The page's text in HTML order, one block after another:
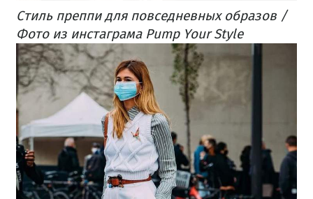
Стиль преппи для повседневных образов /
Фото из инстаграма Pump Your Style